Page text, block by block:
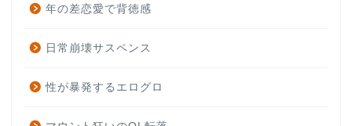
年の差恋愛で背徳感
日常崩壊サスペンス
性が暴発するエログロ